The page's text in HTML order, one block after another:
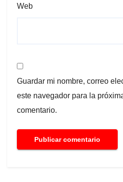
Web
Guardar mi nombre, correo
este navegador para la
comentario.